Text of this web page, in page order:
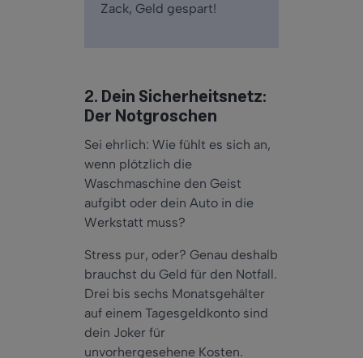
Zack, Geld gespart!
2. Dein Sicherheitsnetz:
Der Notgroschen
Sei ehrlich: Wie fühlt es sich an,
wenn plötzlich die
Waschmaschine den Geist
aufgibt oder dein Auto in die
Werkstatt muss?
Stress pur, oder? Genau deshalb
brauchst du Geld für den Notfall.
Drei bis sechs Monatsgehälter
auf einem Tagesgeldkonto sind
dein Joker für
unvorhergesehene Kosten.